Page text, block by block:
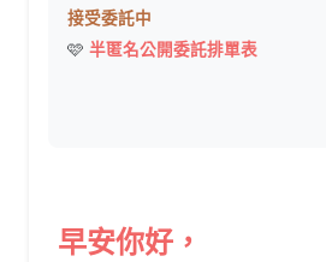
接受委託中
🩷 半匿名公開委託排單表
早安你好，